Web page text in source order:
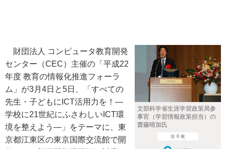
文部科学省生涯学習政策局参
事官（学習情報政策担当）の
齋藤晴加氏
全 8 枚
財団法人 コンピュータ教育開発
センター（CEC）主催の「平成22
年度 教育の情報化推進フォーラ
ム」が3月4日と5日、「すべての
先生・子どもにICT活用力を！―
学校に21世紀にふさわしいICT環
境を整えよう―」をテーマに、東
京都江東区の東京国際交流館で開